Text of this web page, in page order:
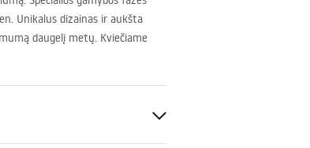
Unikalus dizainas ir aukšta
daugelį metų. Kviečiame